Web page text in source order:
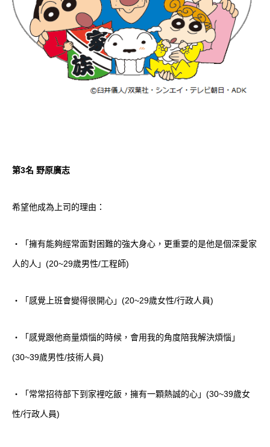
第3名 野原廣志
希望他成為上司的理由：
・「擁有能夠經常面對困難的強大身心，更重要的是他是個深愛家
人的人」(20~29歲男性/工程師)
・「感覺上班會變得很開心」(20~29歲女性/行政人員)
・「感覺跟他商量煩惱的時候，會用我的角度陪我解決煩惱」
(30~39歲男性/技術人員)
・「常常招待部下到家裡吃飯，擁有一顆熱誠的心」(30~39歲女
性/行政人員)